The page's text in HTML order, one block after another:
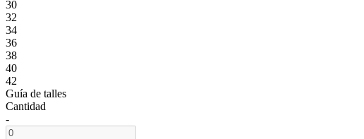
30
32
34
36
38
40
42
Guía de talles
Cantidad
-